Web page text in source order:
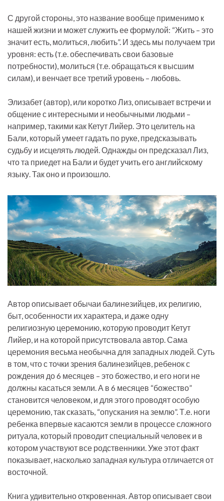
С другой стороны, это название вообще применимо к
нашей жизни и может служить ее формулой: “Жить – это
значит есть, молиться, любить”. И здесь мы получаем три
уровня: есть (т.е. обеспечивать свои базовые
потребности), молиться (т.е. обращаться к высшим
силам), и венчает все третий уровень – любовь.
Элизабет (автор), или коротко Лиз, описывает встречи и
общение с интересными и необычными людьми –
например, такими как Кетут Лийер. Это целитель на
Бали, который умеет гадать по руке, предсказывать
судьбу и исцелять людей. Однажды он предсказал Лиз,
что та приедет на Бали и будет учить его английскому
языку. Так оно и произошло.
Автор описывает обычаи балинезийцев, их религию,
быт, особенности их характера, и даже одну
религиозную церемонию, которую проводит Кетут
Лийер, и на которой присутствовала автор. Сама
церемония весьма необычна для западных людей. Суть
в том, что с точки зрения балинезийцев, ребенок с
рождения до 6 месяцев – это божество, и его ноги не
должны касаться земли. А в 6 месяцев “божество”
становится человеком, и для этого проводят особую
церемонию, так сказать, “опускания на землю”. Т.е. ноги
ребенка впервые касаются земли в процессе сложного
ритуала, который проводит специальный человек и в
котором участвуют все родственники. Уже этот факт
показывает, насколько западная культура отличается от
восточной.
Книга удивительно откровенная. Автор описывает свои